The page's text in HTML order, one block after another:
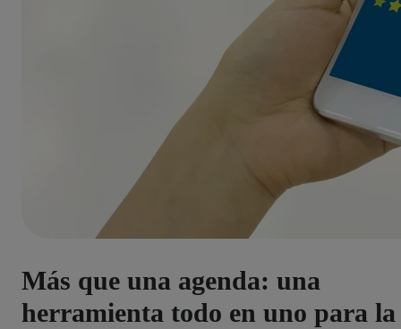
Más que una agenda: una
herramienta todo en uno para la